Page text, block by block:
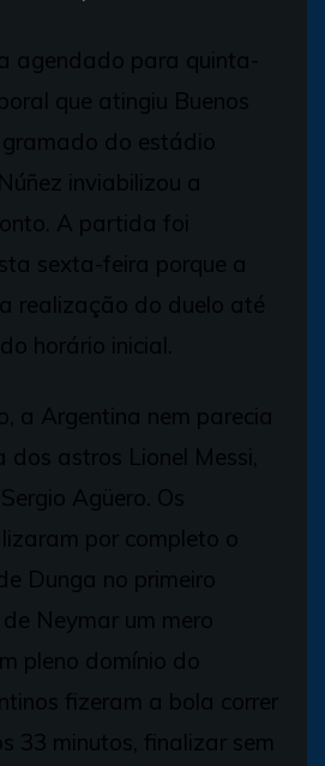
agendado para quinta-
que atingiu Buenos
do estádio
inviabilizou a
A partida foi
sexta-feira porque a
realização do duelo até
horário inicial.
a Argentina nem parecia
astros Lionel Messi,
Agüero. Os
por completo o
Dunga no primeiro
Neymar um mero
pleno domínio do
fizeram a bola correr
33 minutos, finalizar sem